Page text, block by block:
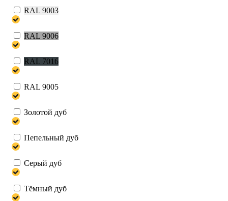
RAL 9003
RAL 9006
RAL 7016
RAL 9005
Золотой дуб
Пепельный дуб
Серый дуб
Тёмный дуб